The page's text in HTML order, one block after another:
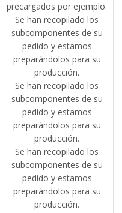
precargados por ejemplo.
Se han recopilado los
subcomponentes de su
pedido y estamos
preparándolos para su
producción.
Se han recopilado los
subcomponentes de su
pedido y estamos
preparándolos para su
producción.
Se han recopilado los
subcomponentes de su
pedido y estamos
preparándolos para su
producción.